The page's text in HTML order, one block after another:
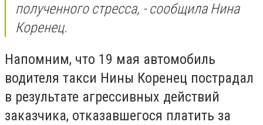
полученного стресса, - сообщила Нина
Коренец.
Напомним, что 19 мая автомобиль
водителя такси Нины Коренец пострадал
в результате агрессивных действий
заказчика, отказавшегося платить за